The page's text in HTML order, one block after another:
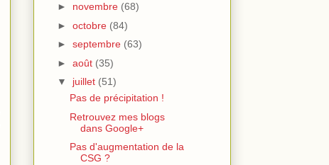
► novembre (68)
► octobre (84)
► septembre (63)
► août (35)
▼ juillet (51)
Pas de précipitation !
Retrouvez mes blogs
dans Google+
Pas d'augmentation de la
CSG ?